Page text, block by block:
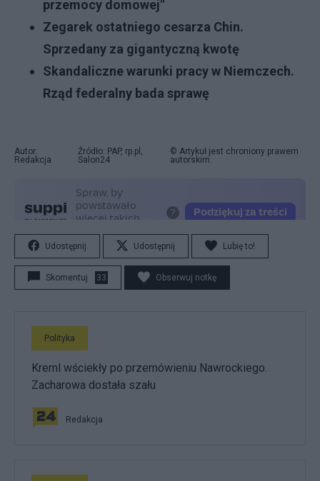
przemocy domowej"
Zegarek ostatniego cesarza Chin.
Sprzedany za gigantyczną kwotę
Skandaliczne warunki pracy w Niemczech.
Rząd federalny bada sprawę
Autor:
Redakcja
Źródło: PAP, rp.pl,
Salon24
© Artykuł jest chroniony prawem
autorskim.
Udostępnij Udostępnij Lubię to!
Skomentuj 33 Obserwuj notkę
Polityka
Kreml wściekły po przemówieniu Nawrockiego.
Zacharowa dostała szału
Redakcja